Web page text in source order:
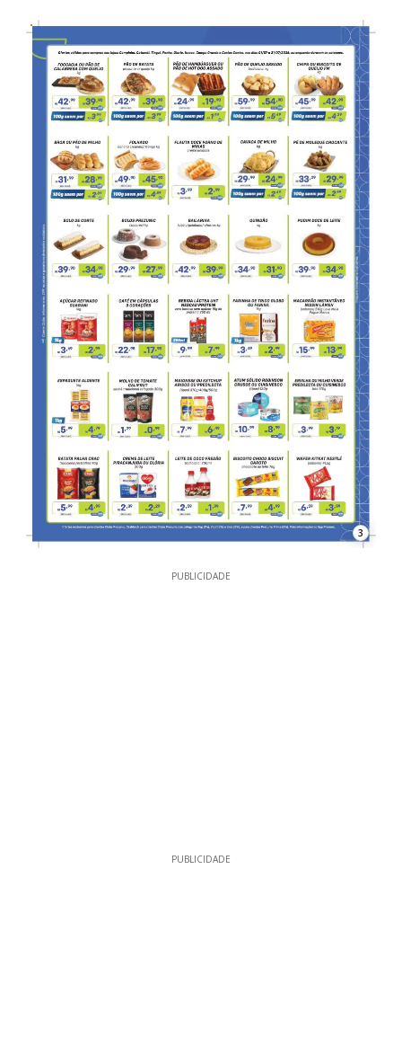
3
PUBLICIDADE
PUBLICIDADE